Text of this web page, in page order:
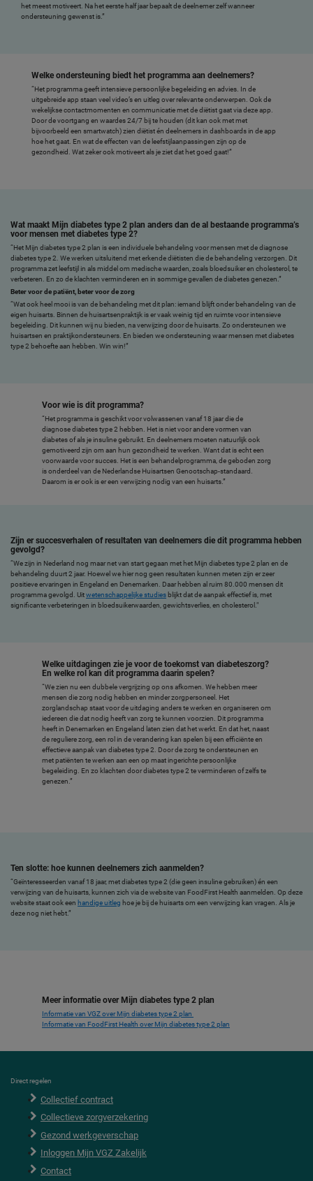
het meest motiveert. Na het eerste half jaar bepaalt de deelnemer zelf wanneer
ondersteuning gewenst is.”
Welke ondersteuning biedt het programma aan deelnemers?
“Het programma geeft intensieve persoonlijke begeleiding en advies. In de
uitgebreide app staan veel video’s en uitleg over relevante onderwerpen. Ook de
wekelijkse contactmomenten en communicatie met de diëtist gaat via deze app.
Door de voortgang en waardes 24/7 bij te houden (dit kan ook met met
bijvoorbeeld een smartwatch) zien diëtist én deelnemers in dashboards in de app
hoe het gaat. En wat de effecten van de leefstijlaanpassingen zijn op de
gezondheid. Wat zeker ook motiveert als je ziet dat het goed gaat!”
Wat maakt Mijn diabetes type 2 plan anders dan de al bestaande programma’s
voor mensen met diabetes type 2?
“Het Mijn diabetes type 2 plan is een individuele behandeling voor mensen met de diagnose
diabetes type 2. We werken uitsluitend met erkende diëtisten die de behandeling verzorgen. Dit
programma zet leefstijl in als middel om medische waarden, zoals bloedsuiker en cholesterol, te
verbeteren. En zo de klachten verminderen en in sommige gevallen de diabetes genezen.”
Beter voor de patiënt, beter voor de zorg
“Wat ook heel mooi is van de behandeling met dit plan: iemand blijft onder behandeling van de
eigen huisarts. Binnen de huisartsenpraktijk is er vaak weinig tijd en ruimte voor intensieve
begeleiding. Dit kunnen wij nu bieden, na verwijzing door de huisarts. Zo ondersteunen we
huisartsen en praktijkondersteuners. En bieden we ondersteuning waar mensen met diabetes
type 2 behoefte aan hebben. Win win!”
Voor wie is dit programma?
“Het programma is geschikt voor volwassenen vanaf 18 jaar die de
diagnose diabetes type 2 hebben. Het is niet voor andere vormen van
diabetes of als je insuline gebruikt. En deelnemers moeten natuurlijk ook
gemotiveerd zijn om aan hun gezondheid te werken. Want dat is echt een
voorwaarde voor succes. Het is een behandelprogramma, de geboden zorg
is onderdeel van de Nederlandse Huisartsen Genootschap-standaard.
Daarom is er ook is er een verwijzing nodig van een huisarts.”
Zijn er succesverhalen of resultaten van deelnemers die dit programma hebben
gevolgd?
“We zijn in Nederland nog maar net van start gegaan met het Mijn diabetes type 2 plan en de
behandeling duurt 2 jaar. Hoewel we hier nog geen resultaten kunnen meten zijn er zeer
positieve ervaringen in Engeland en Denemarken. Daar hebben al ruim 80.000 mensen dit
programma gevolgd. Uitwetenschappelijke studies blijkt dat de aanpak effectief is, met
significante verbeteringen in bloedsuikerwaarden, gewichtsverlies, en cholesterol."
Welke uitdagingen zie je voor de toekomst van diabeteszorg?
En welke rol kan dit programma daarin spelen?
“We zien nu een dubbele vergrijzing op ons afkomen. We hebben meer
mensen die zorg nodig hebben en minder zorgpersoneel. Het
zorglandschap staat voor de uitdaging anders te werken en organiseren om
iedereen die dat nodig heeft van zorg te kunnen voorzien. Dit programma
heeft in Denemarken en Engeland laten zien dat het werkt. En dat het, naast
de reguliere zorg, een rol in de verandering kan spelen bij een efficiënte en
effectieve aanpak van diabetes type 2. Door de zorg te ondersteunen en
met patiënten te werken aan een op maat ingerichte persoonlijke
begeleiding. En zo klachten door diabetes type 2 te verminderen of zelfs te
genezen.”
Ten slotte: hoe kunnen deelnemers zich aanmelden?
“Geïnteresseerden vanaf 18 jaar, met diabetes type 2 (die geen insuline gebruiken) én een
verwijzing van de huisarts, kunnen zich via de website van FoodFirst Health aanmelden. Op deze
website staat ook een handige uitleg hoe je bij de huisarts om een verwijzing kan vragen. Als je
deze nog niet hebt.”
Meer informatie over Mijn diabetes type 2 plan
Informatie van VGZ over Mijn diabetes type 2 plan
Informatie van FoodFirst Health over Mijn diabetes type 2 plan
FDirect regelen
Collectief contract
Collectieve zorgverzekering
Gezond werkgeverschap
Inloggen Mijn VGZ Zakelijk
Contact